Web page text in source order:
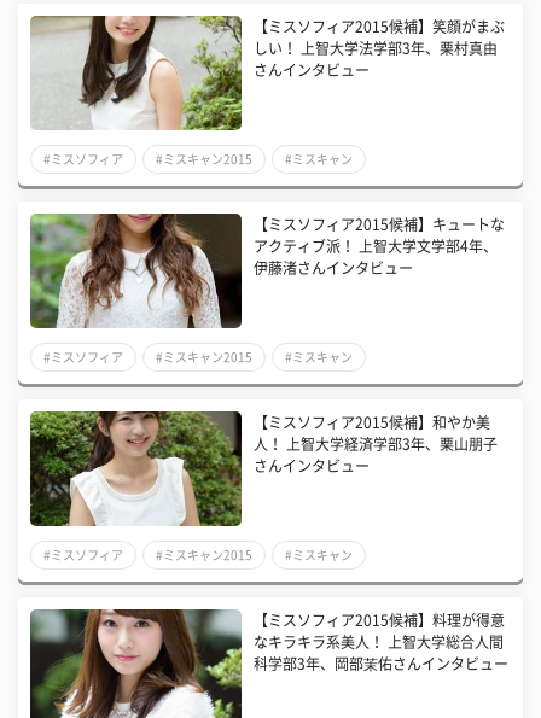
【ミスソフィア2015候補】笑顔がまぶ
しい！ 上智大学法学部3年、栗村真由
さんインタビュー
#ミスソフィア #ミスキャン2015 #ミスキャン
【ミスソフィア2015候補】キュートな
アクティブ派！ 上智大学文学部4年、
伊藤渚さんインタビュー
#ミスソフィア #ミスキャン2015 #ミスキャン
【ミスソフィア2015候補】和やか美
人！ 上智大学経済学部3年、栗山朋子
さんインタビュー
#ミスソフィア #ミスキャン2015 #ミスキャン
【ミスソフィア2015候補】料理が得意
なキラキラ系美人！ 上智大学総合人間
科学部3年、岡部茉佑さんインタビュー